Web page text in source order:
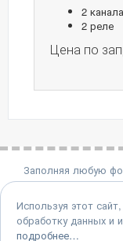
2
2 реле
Цена по
Заполняя любую
политикой
8 (495) 651-06-22
Адрес: 124460,
2
Используя этот
обработку данных и
подробнее…